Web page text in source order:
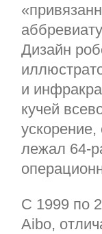
Дизайн
и
кучей
лежал 64-
С 1999 по
Aibo,